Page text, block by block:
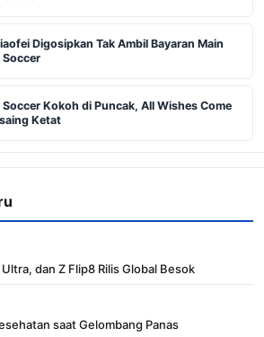
Digosipkan Tak Ambil Bayaran Main
Soccer
Kokoh di Puncak, All Wishes Come
Ketat
dan Z Flip8 Rilis Global Besok
saat Gelombang Panas